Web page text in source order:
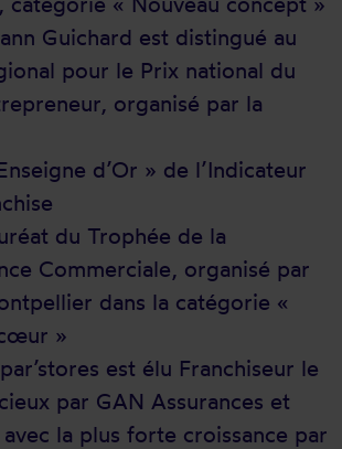
Guichard est distingué au
pour le Prix national du
organisé par la
d’Or » de l’Indicateur
du Trophée de la
Commerciale, organisé par
dans la catégorie «
»
est élu Franchiseur le
par GAN Assurances et
avec la plus forte croissance par